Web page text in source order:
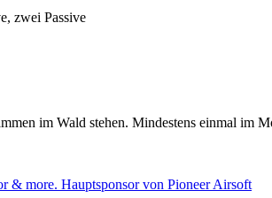
zwei Passive
im Wald stehen. Mindestens einmal im